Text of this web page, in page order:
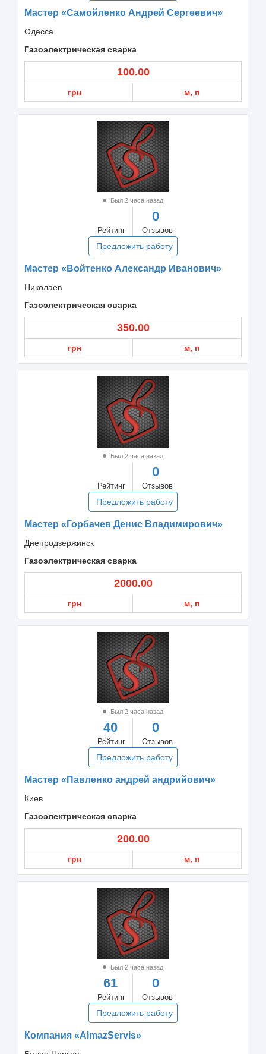
Мастер «Самойленко Андрей Сергеевич»
Одесса
Газоэлектрическая сварка
100.00
грн м, п
Был 2 часа назад
Рейтинг
0
Отзывов
Предложить работу
Мастер «Войтенко Александр Иванович»
Николаев
Газоэлектрическая сварка
350.00
грн м, п
Был 2 часа назад
Рейтинг
0
Отзывов
Предложить работу
Мастер «Горбачев Денис Владимирович»
Днепродзержинск
Газоэлектрическая сварка
2000.00
грн м, п
Был 2 часа назад
40
Рейтинг
0
Отзывов
Предложить работу
Мастер «Павленко андрей андрийович»
Киев
Газоэлектрическая сварка
200.00
грн м, п
Был 2 часа назад
61
Рейтинг
0
Отзывов
Предложить работу
Компания «AlmazServis»